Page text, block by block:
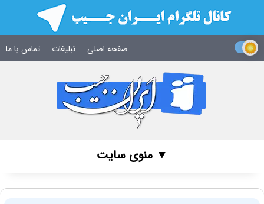
صفحه اصلی تبلیغات تماس با ما
▼ منوی سایت